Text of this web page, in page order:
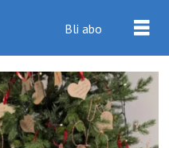
Bli abo